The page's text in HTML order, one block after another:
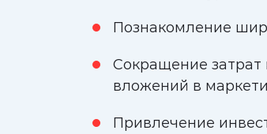
Познакомление
Сокращение
вложений в
Привлечение